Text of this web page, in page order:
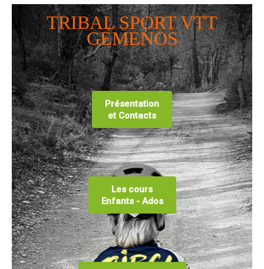
Contact Tribal Club VTT
RechercherTRIBAL SPORT VTT
GEMENOS
Présentation
et Contacts
Les cours
Enfants - Ados